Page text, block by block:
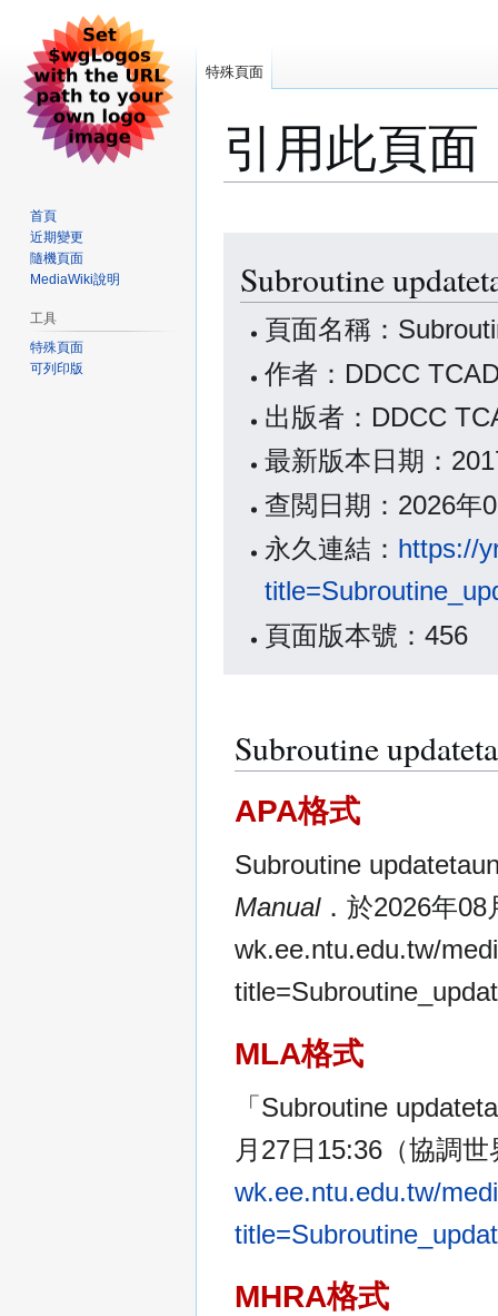
引用此頁面
Subroutine
頁面名稱：
作者：DDCC
出版者：DDCC
最新版本日期：
查閲日期：2026年
永久連結： https://
頁面版本號：456
Subroutine
APA格式
Subroutine
Manual．於2026年08
wk.ee.ntu.edu.tw/
MLA格式
「Subroutine
月27日15:36（協調
wk.ee.ntu.edu.tw/
MHRA格式
特殊頁面
首頁
近期變更
隨機頁面
MediaWiki說明
工具
特殊頁面
可列印版